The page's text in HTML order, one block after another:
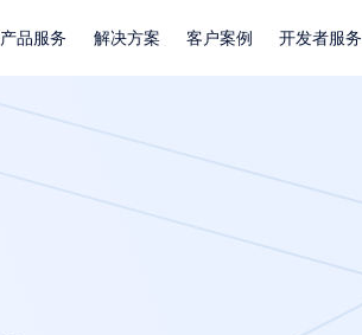
产品服务 解决方案 客户案例 开发者服务